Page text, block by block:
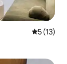
Средна
5 (13)